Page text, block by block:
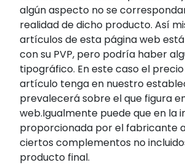
algún aspecto no se
realidad de dicho producto. Así
artículos de esta página web
con su PVP, pero podría haber
tipográfico. En este caso el
artículo tenga en nuestro
prevalecerá sobre el que figura
web.Igualmente puede que en la
proporcionada por el fabricante
ciertos complementos no
producto final.